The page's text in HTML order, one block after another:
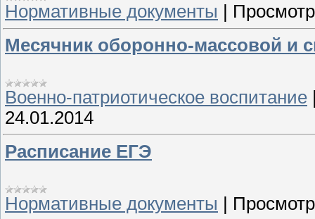
Нормативные документы
Месячник оборонно-массовой и
Военно-патриотическое воспитание
24.01.2014
Расписание ЕГЭ
Нормативные документы |